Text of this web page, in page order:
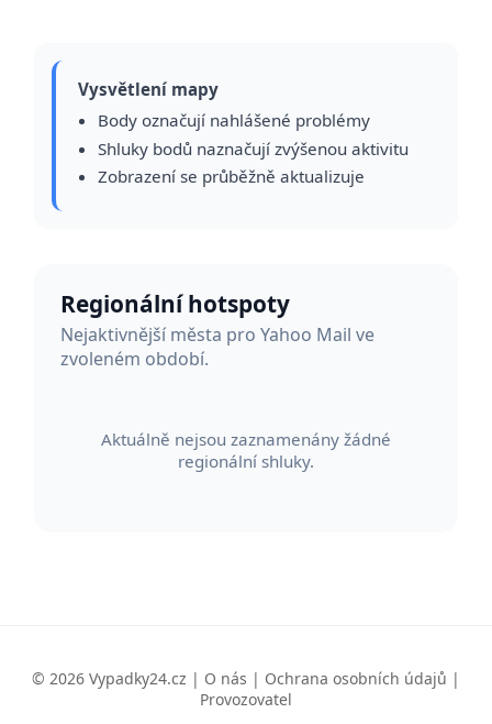
Vysvětlení mapy
Body označují nahlášené problémy
Shluky bodů naznačují zvýšenou aktivitu
Zobrazení se průběžně aktualizuje
Regionální hotspoty
Nejaktivnější města pro Yahoo Mail ve
zvoleném období.
Aktuálně nejsou zaznamenány žádné
regionální shluky.
© 2026 Vypadky24.cz | O nás | Ochrana osobních údajů |
Provozovatel